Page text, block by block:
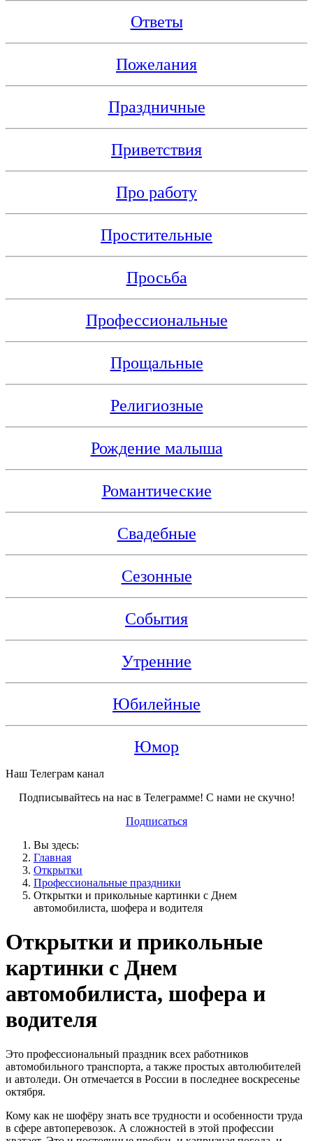
Ответы
Пожелания
Праздничные
Приветствия
Про работу
Простительные
Просьба
Профессиональные
Прощальные
Религиозные
Рождение малыша
Романтические
Свадебные
Сезонные
События
Утренние
Юбилейные
Юмор
Наш Телеграм канал
Подписывайтесь на нас в Телеграмме! С нами не скучно!
Подписаться
Вы здесь:
Главная
Открытки
Профессиональные праздники
Открытки и прикольные картинки с Днем
автомобилиста, шофера и водителя
Открытки и прикольные
картинки с Днем
автомобилиста, шофера и
водителя
Это профессиональный праздник всех работников
автомобильного транспорта, а также простых автолюбителей
и автоледи. Он отмечается в России в последнее воскресенье
октября.
Кому как не шофёру знать все трудности и особенности труда
в сфере автоперевозок. А сложностей в этой профессии